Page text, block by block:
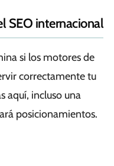
SEO internacional
si los motores de
correctamente tu
aquí, incluso una
posicionamientos.